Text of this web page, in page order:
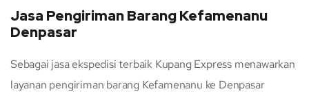
Jasa Pengiriman Barang Kefamenanu
Denpasar
Sebagai jasa ekspedisi terbaik Kupang Express menawarkan
layanan pengiriman barang Kefamenanu ke Denpasar